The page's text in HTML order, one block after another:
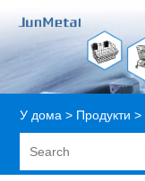
У дома > Продукти >